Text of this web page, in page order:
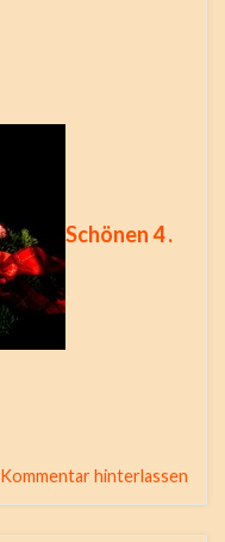
Schönen 4 .
Kommentar hinterlassen